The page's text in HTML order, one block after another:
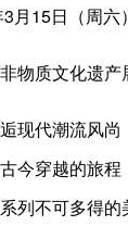
15日（周六
质文化遗产
代潮流风尚
今穿越的旅
列不可多得的